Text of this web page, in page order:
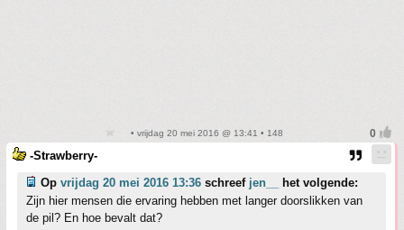
• vrijdag 20 mei 2016 @ 13:41 • 148
-Strawberry-
Op vrijdag 20 mei 2016 13:36 schreef jen__
het volgende:
Zijn hier mensen die ervaring hebben met langer doorslikken van
de pil? En hoe bevalt dat?